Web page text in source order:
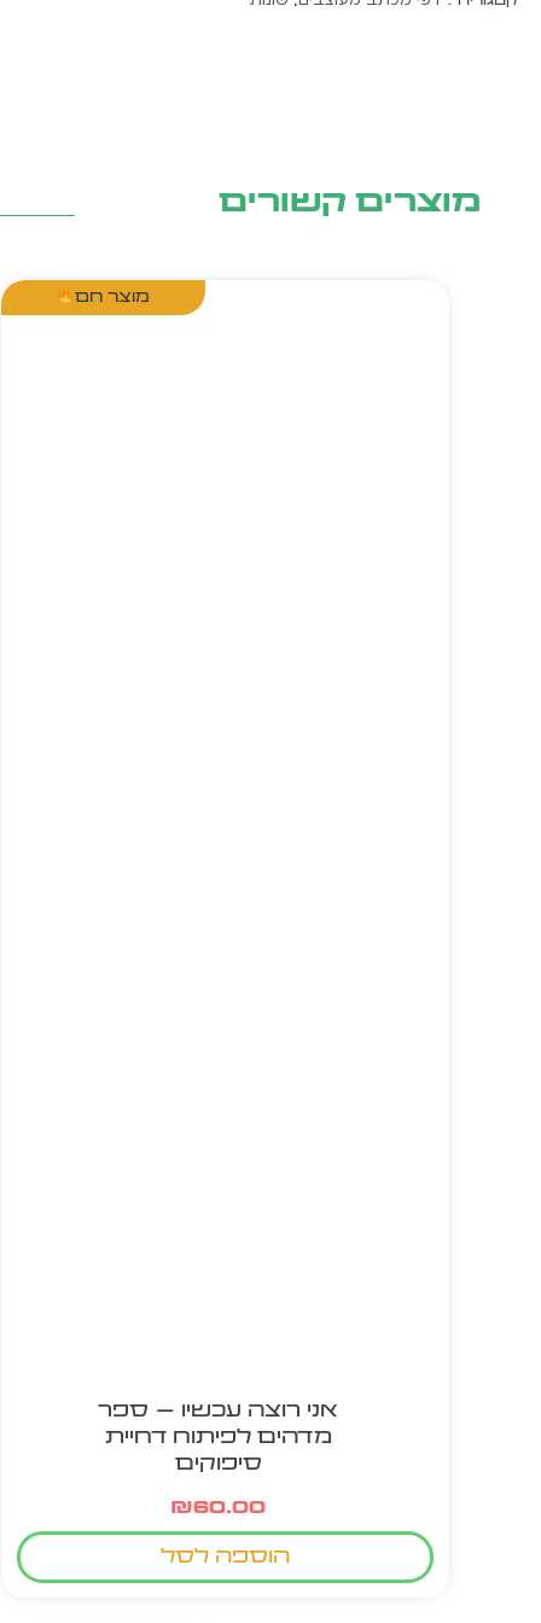
מוצרים קשורים
מוצר חם
אני רוצה עכשיו – ספר
מדהים לפיתוח דחיית
סיפוקים
₪60.00
הוספה לסל